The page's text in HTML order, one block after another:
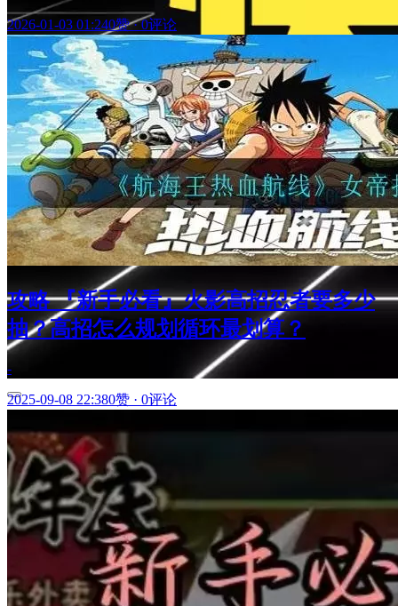
2026-01-03 01:240赞·0评论
攻略 『新手必看』火影高招忍者要多少
抽？高招怎么规划循环最划算？
-
2025-09-08 22:380赞 · 0评论